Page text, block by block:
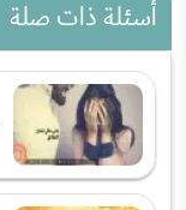
أسئلة ذات صلة